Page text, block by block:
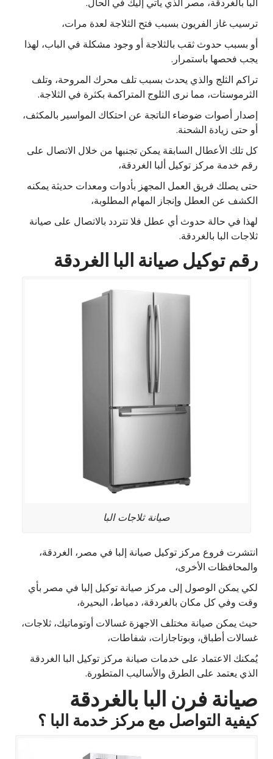
ترسيب غاز الفريون بسبب فتح الثلاجة لعدة مرات،
أو بسبب حدوث ثقب بالثلاجة أو وجود مشكلة في الباب، لهذا
يجب فحصها باستمرار.
تراكم الثلج والذي يحدث بسبب تلف محرك المروحة، وتلف
الثرموستات، مما نرى الثلوج المتراكمة بكثرة في الثلاجة.
إصدار أصوات ضوضاء الناتجة عن احتكاك المواسير بالمكثف،
أو حتى زيادة الشحنة.
كل تلك الأعطال السابقة يمكن تجنبها من خلال الاتصال على
رقم خدمة مركز توكيل ألبا الغردقة،
حتى يصلك فريق العمل المجهز بأدوات ومعدات حديثة يمكنه
الكشف عن العطل وإنجاز المهام المطلوبة،
لهذا في حالة حدوث أي عطل فلا تتردد بالاتصال على صيانة
ثلاجات البا بالغردقة.
رقم توكيل صيانة البا الغردقة
صيانة ثلاجات البا
انتشرت فروع مركز توكيل صيانة إلبا في مصر، الغردقة،
والمحافظات الأخرى،
لكي يمكن الوصول إلى مركز صيانة توكيل إلبا في مصر بأي
وقت وفي كل مكان بالغردقة، دمياط، البحيرة،
حيث يمكن صيانة مختلف الاجهزة غسالات أوتوماتيك، ثلاجات،
غسالات أطباق، وبوتاجازات، شفاطات،
يُمكنك الاعتماد على خدمات صيانة مركز توكيل البا الغردقة
الذي يعتمد على الطرق والأساليب المتطورة.
صيانة فرن البا بالغردقة
كيفية التواصل مع مركز خدمة البا ؟